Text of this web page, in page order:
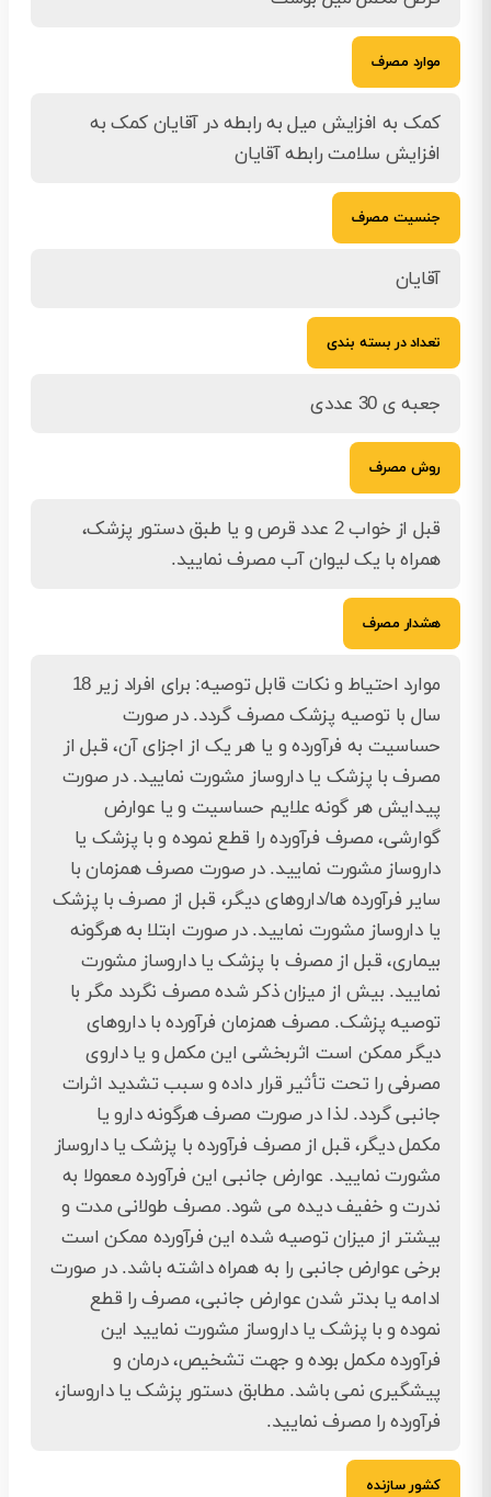
موارد مصرف
کمک به افزایش میل به رابطه در آقایان کمک به
افزایش سلامت رابطه آقایان
جنسیت مصرف
آقایان
تعداد در بسته بندی
جعبه ی 30 عددی
روش مصرف
قبل از خواب 2 عدد قرص و یا طبق دستور پزشک،
همراه با یک لیوان آب مصرف نمایید.
هشدار مصرف
موارد احتیاط و نکات قابل توصیه: برای افراد زیر 18
سال با توصیه پزشک مصرف گردد. در صورت
حساسیت به فرآورده و یا هر یک از اجزای آن، قبل از
مصرف با پزشک یا داروساز مشورت نمایید. در صورت
پیدایش هر گونه علایم حساسیت و یا عوارض
گوارشی، مصرف فرآورده را قطع نموده و با پزشک یا
داروساز مشورت نمایید. در صورت مصرف همزمان با
سایر فرآورده ها/داروهای دیگر، قبل از مصرف با پزشک
یا داروساز مشورت نمایید. در صورت ابتلا به هرگونه
بیماری، قبل از مصرف با پزشک یا داروساز مشورت
نمایید. بیش از میزان ذکر شده مصرف نگردد مگر با
توصیه پزشک. مصرف همزمان فرآورده با داروهای
دیگر ممکن است اثربخشی این مکمل و یا داروی
مصرفی را تحت تأثیر قرار داده و سبب تشدید اثرات
جانبی گردد. لذا در صورت مصرف هرگونه دارو یا
مکمل دیگر، قبل از مصرف فرآورده با پزشک یا داروساز
مشورت نمایید. عوارض جانبی این فرآورده معمولا به
ندرت و خفیف دیده می شود. مصرف طولانی مدت و
بیشتر از میزان توصیه شده این فرآورده ممکن است
برخی عوارض جانبی را به همراه داشته باشد. در صورت
ادامه یا بدتر شدن عوارض جانبی، مصرف را قطع
نموده و با پزشک یا داروساز مشورت نمایید این
فرآورده مکمل بوده و جهت تشخیص، درمان و
پیشگیری نمی باشد. مطابق دستور پزشک یا داروساز،
فرآورده را مصرف نمایید.
کشور سازنده